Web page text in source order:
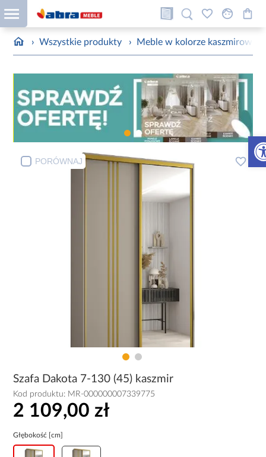
› Wszystkie produkty › Meble w kolorze kaszmirowym
PORÓWNAJ
Szafa Dakota 7-130 (45) kaszmir
Kod produktu: MR-000000007339775
2 109,00 zł
Głębokość [cm]